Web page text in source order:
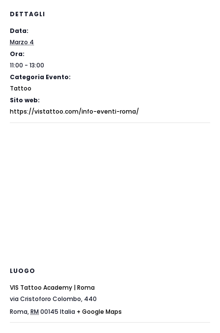
DETTAGLI
Data:
Marzo 4
Ora:
11:00 - 13:00
Categoria Evento:
Tattoo
Sito web:
https://vistattoo.com/info-eventi-roma/
LUOGO
VIS Tattoo Academy | Roma
via Cristoforo Colombo, 440
Roma,RM 00145 Italia + Google Maps